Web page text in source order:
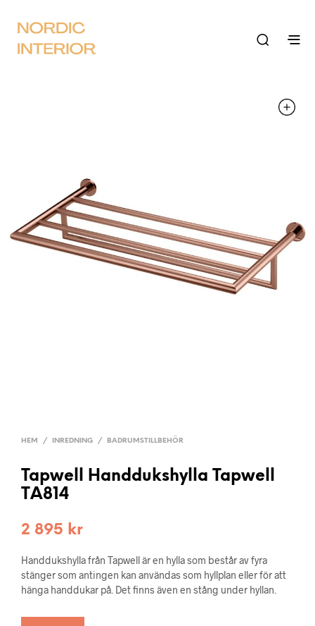
HEM / INREDNING / BADRUMSTILLBEHÖR
Tapwell Handdukshylla Tapwell
TA814
2 895 kr
Handdukshylla från Tapwell är en hylla som består av fyra
stänger som antingen kan användas som hyllplan eller för att
hänga handdukar på. Det finns även en stång under hyllan.